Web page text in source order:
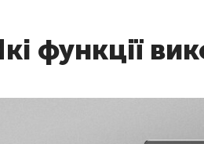
функції